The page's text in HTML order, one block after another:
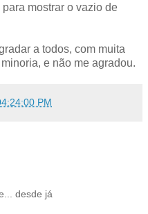
mostrar o vazio de
a todos, com muita
e não me agradou.
PM
desde já